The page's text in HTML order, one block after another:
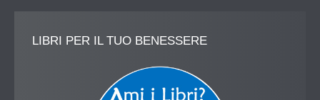
LIBRI PER IL TUO BENESSERE